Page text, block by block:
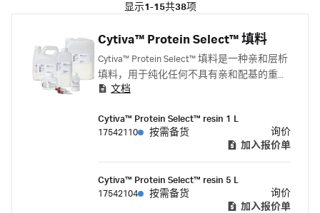
显示1-15共38项
Cytiva™ Protein Select™ 填料
Cytiva™ Protein Select™ 填料是一种亲和层析
填料，用于纯化任何不具有亲和配基的重组
蛋白。
文档
Cytiva™ Protein Select™ resin 1 L
17542110
按需备货
询价
加入报价单
Cytiva™ Protein Select™ resin 5 L
17542104
按需备货
询价
加入报价单